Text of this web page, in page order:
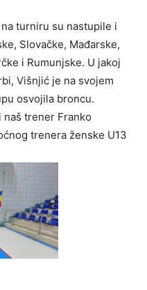
turniru su nastupile i
Slovačke, Mađarske,
i Rumunjske. U jakoj
Višnjić je na svojem
osvojila broncu.
trener Franko
trenera ženske U13